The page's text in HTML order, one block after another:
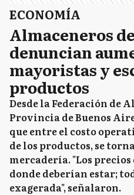
ECONOMÍA
Almaceneros
denuncian
mayoristas y
productos
Desde la Federación de
Provincia de Buenos
que entre el costo
de los productos, se
mercadería. "Los
donde deberían estar;
exagerada", señalaron.